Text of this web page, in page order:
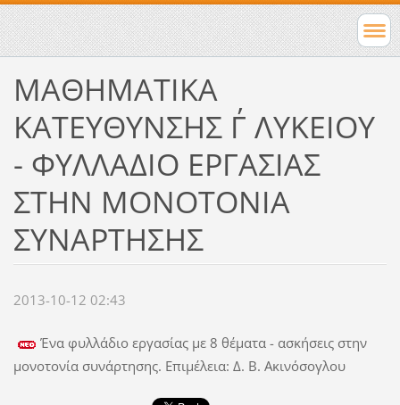
ΜΑΘΗΜΑΤΙΚΑ
ΚΑΤΕΥΘΥΝΣΗΣ Γ΄ ΛΥΚΕΙΟΥ
- ΦΥΛΛΑΔΙΟ ΕΡΓΑΣΙΑΣ
ΣΤΗΝ ΜΟΝΟΤΟΝΙΑ
ΣΥΝΑΡΤΗΣΗΣ
2013-10-12 02:43
Ένα φυλλάδιο εργασίας με 8 θέματα - ασκήσεις στην
μονοτονία συνάρτησης. Επιμέλεια: Δ. Β. Ακινόσογλου